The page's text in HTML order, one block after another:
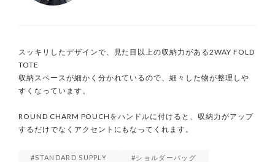
スッキリしたデザインで、見た目以上の収納力がある2WAY FOLD
TOTE
収納スペースが細かく分かれているので、細々した物が整理しや
すくなっています。
ROUND CHARM POUCHをハンドルに付けると、収納力がアップ
STANDARD SUPPLY
ショルダーバッグ